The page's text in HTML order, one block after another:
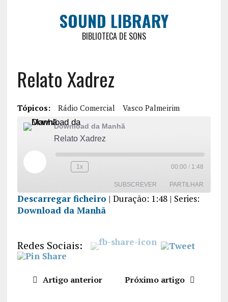
SOUND LIBRARY
BIBLIOTECA DE SONS
Relato Xadrez
Tópicos: Rádio Comercial Vasco Palmeirim
Download da Manhã
Relato Xadrez
1x 00:00 / 1:48
SUBSCREVER PARTILHAR
PARTILHA
INCORPO
RAR
Descarregar ficheiro | Duração: 1:48| Series:
Download da Manhã
Redes Sociais:
Artigo anterior Próximo artigo